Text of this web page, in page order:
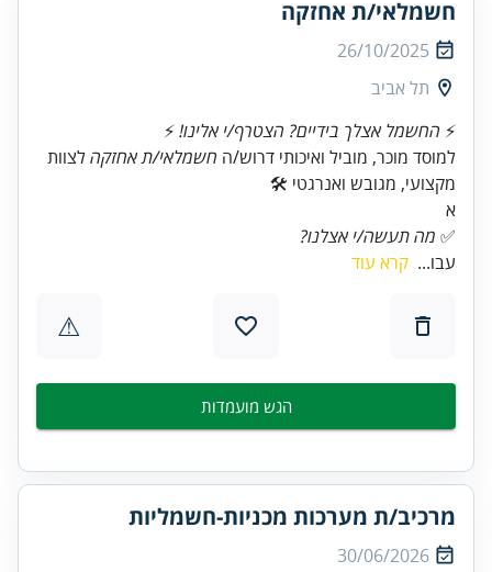
חשמלאי/ת אחזקה
26/10/2025
תל אביב
⚡ החשמל אצלך בידיים? הצטרף/י אלינו!
למוסד מוכר, מוביל ואיכותי דרוש/ה חשמלאי/ת אחזקהלצוות
✅ מה תעשה/י אצלנו?
עבו... קרא עוד
⚠
הגש מועמדות
מרכיב/ת מערכות מכניות-חשמליות
30/06/2026